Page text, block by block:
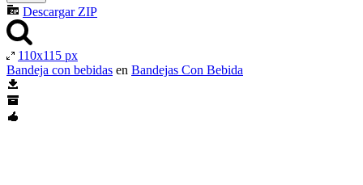
Descargar ZIP
110x115 px
Bandeja con bebidas en Bandejas Con Bebida